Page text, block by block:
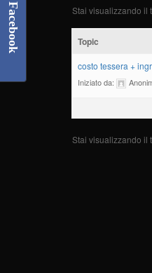
Stai visualizzando il
Topic
costo tessera +
Iniziato da:
Stai visualizzando il
Facebook